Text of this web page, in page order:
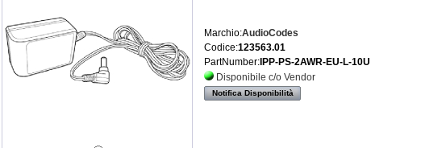
Marchio:AudioCodes
Codice:123563.01
PartNumber: IPP-PS-2AWR-EU-L-10U
Disponibile c/o Vendor
Notifica Disponibilità